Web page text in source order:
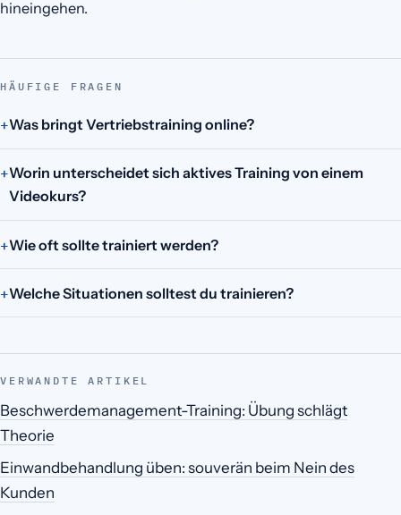
hineingehen.
HÄUFIGE FRAGEN
Was bringt Vertriebstraining online?
Worin unterscheidet sich aktives Training von einem
Videokurs?
Wie oft sollte trainiert werden?
Welche Situationen solltest du trainieren?
VERWANDTE ARTIKEL
Beschwerdemanagement-Training: Übung schlägt
Theorie
Einwandbehandlung üben: souverän beim Nein des
Kunden